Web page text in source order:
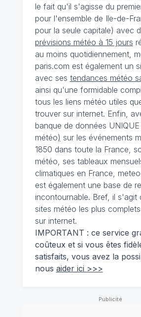
le fait qu'il s'agisse du
pour l'ensemble de Ile-de-
pour la seule capitale) avec
prévisions météo à 15 jours
au moins quotidiennement,
paris.com est également un
avec ses tendances météo
ainsi qu'une formidable
tous les liens météo utiles
trouver sur internet. Enfin,
banque de données UNIQUE
météo) sur les événements
1850 dans toute la France,
météo, ses tableaux
climatiques en France,
est également une base de
incontournable. Bref, il s'agit
sites météo les plus
sur internet.
IMPORTANT : ce service
coûteux et si vous êtes
satisfaits, vous avez la
nous aider ici >>>